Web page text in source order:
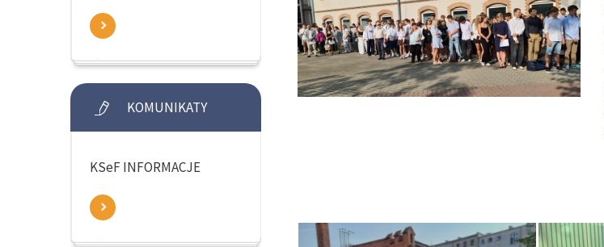
KOMUNIKATY
KSeF INFORMACJE